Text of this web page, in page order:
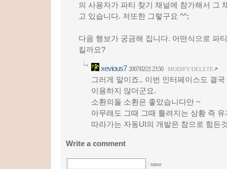
의 사용자가 파티 찾기 채널에 참가해서 그
고 있습니다. 저또한 그렇구요 ^^;
다음 행보가 궁금해 집니다. 어떤식으로 파
킬까요?
xevious7 2007/02/21 23:50 MODIFY/DELETE
그러게 말이죠.. 이번 인터페이스도 결
이용하지 않더군요.
소환의돌 소환은 좋았습니다만 ~
아무래도 그때 그때 틀려지는 상황 즉
따라가는 자동UI의 개발은 참으로 힘든
Write a comment
: name